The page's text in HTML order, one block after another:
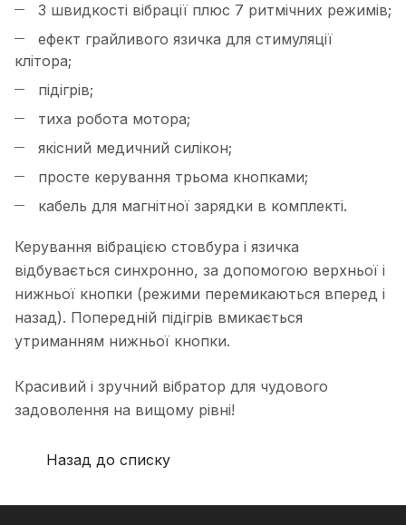
3 швидкості вібрації плюс 7 ритмічних режимів;
ефект грайливого язичка для стимуляції
клітора;
підігрів;
тиха робота мотора;
якісний медичний силікон;
просте керування трьома кнопками;
кабель для магнітної зарядки в комплекті.
Керування вібрацією стовбура і язичка
відбувається синхронно, за допомогою верхньої і
нижньої кнопки (режими перемикаються вперед і
назад). Попередній підігрів вмикається
утриманням нижньої кнопки.
Красивий і зручний вібратор для чудового
задоволення на вищому рівні!
Назад до списку